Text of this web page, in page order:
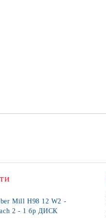
Mill H98 12 W2 -
Bleach 2 - 1 бр ДИСК